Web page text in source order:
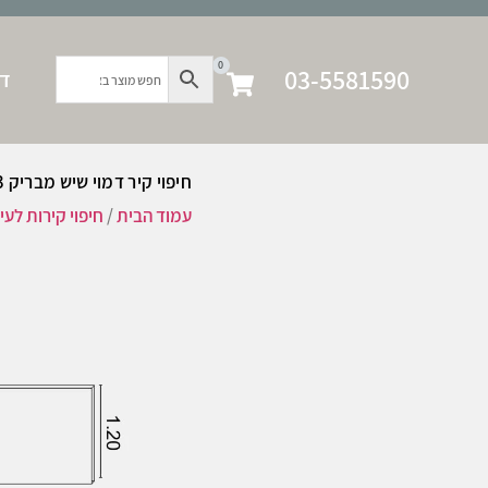
03-5581590
0
חיפוי קיר דמוי שיש מבריק WM13
עמוד הבית/ חיפוי קירות